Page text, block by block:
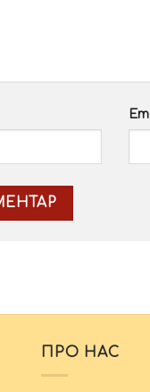
ПРО НАС